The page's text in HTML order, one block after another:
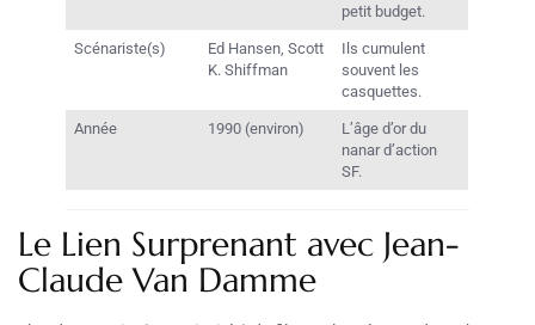
petit budget.
Scénariste(s)
Ed Hansen, Scott
K. Shiffman
Ils cumulent
souvent les
casquettes.
Année 1990 (environ)
L’âge d’or du
nanar d’action
SF.
Le Lien Surprenant avec Jean-
Claude Van Damme